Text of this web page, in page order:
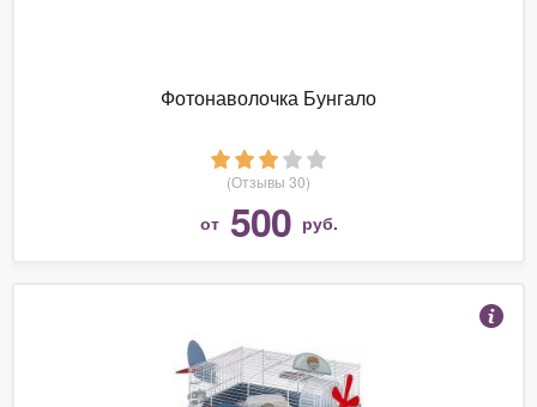
Фотонаволочка Бунгало
(Отзывы 30)
от 500 руб.